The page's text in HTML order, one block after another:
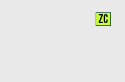
ZC